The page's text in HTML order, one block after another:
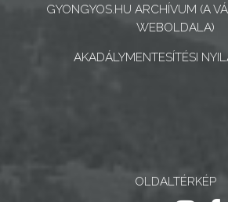
GYONGYOS.HU ARCHÍVUM (A
WEBOLDALA)
AKADÁLYMENTESÍTÉSI
OLDALTÉRKÉP